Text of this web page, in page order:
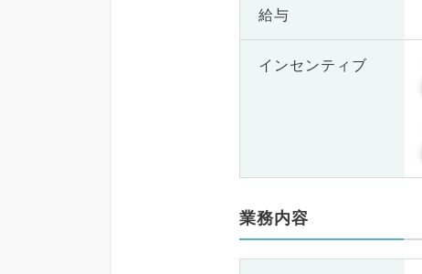
給与
インセンティブ
業務内容